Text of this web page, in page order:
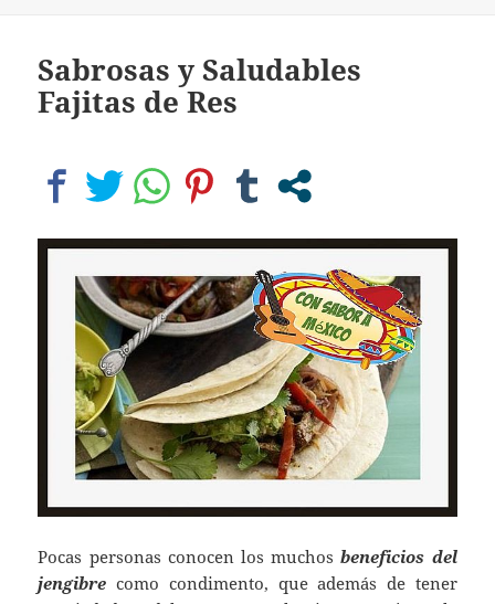
Sabrosas y Saludables
Fajitas de Res
Pocas personas conocen los muchosbeneficios del
jengibre como condimento, que además de tener